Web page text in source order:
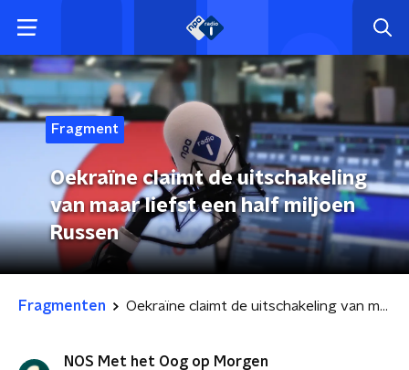
Fragment
Oekraïne claimt de uitschakeling
van maar liefst een half miljoen
Russen
Fragmenten Oekraïne claimt de uitschakeling van maar liefst een half miljoen Russen
NOS Met het Oog op Morgen